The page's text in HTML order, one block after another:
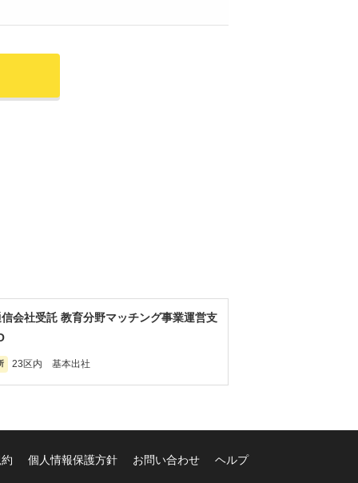
会社受託 教育分野マッチング事業運営支
23区内 基本出社
個人情報保護方針 お問い合わせ ヘルプ